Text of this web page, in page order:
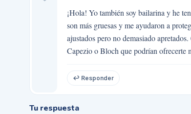
¡Hola! Yo también soy bailarina y he
son más gruesas y me ayudaron a
ajustados pero no demasiado
Capezio o Bloch que podrían ofrecerte
↩ Responder
Tu respuesta